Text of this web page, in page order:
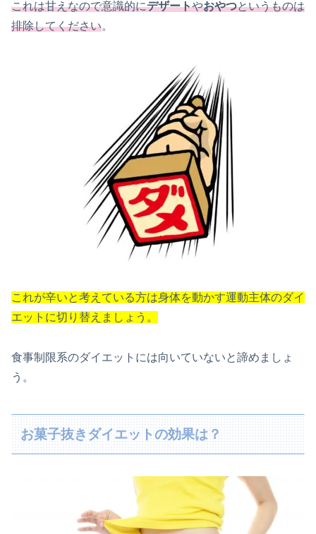
これは甘えなので意識的にデザートやおやつというものは
排除してください。
これが辛いと考えている方は身体を動かす運動主体のダイ
エットに切り替えましょう。
食事制限系のダイエットには向いていないと諦めましょ
う。
お菓子抜きダイエットの効果は？